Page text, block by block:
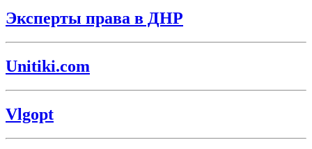
Эксперты права в ДНР
Unitiki.com
Vlgopt